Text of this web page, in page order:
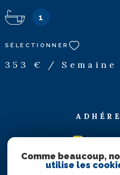
baignoire, lavabo, wc. Balcon
n°152. Catégorie : Confortable.
1
SÉLECTIONNER
353 € / Semaine
Comme beaucoup,
utilise les